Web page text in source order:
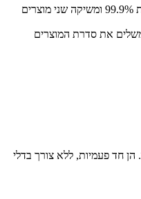
אתם בטוח מכירים את המוצרים של סנו בסדרת 99.9% המתמחה בהשמדת חיידקים, ניקוי, חיטוי ושמירה על ההיגיינה בבית, וממש עכשיו יש חדש בסדרת 99.9% של סנו. סנו מרחיבה את סדרת 99.9% ומשיקה שני מוצרים
של 99.9% מהחיידקים. מהיום – הרצפה גם נקיה ומבריקה וגם מחוטאת מחיידקים. נוזל לרצפות 99.9% החדש משלים את סדרת המוצרים
הן חד פעמיות, ללא צורך בדלי